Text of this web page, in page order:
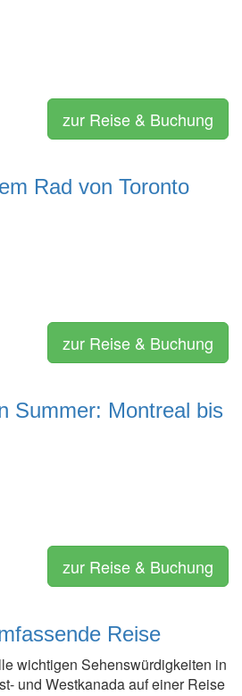
zur Reise & Buchung
Rad von Toronto
zur Reise & Buchung
Summer: Montreal bis
zur Reise & Buchung
Reise
wichtigen Sehenswürdigkeiten in
und Westkanada auf einer Reise